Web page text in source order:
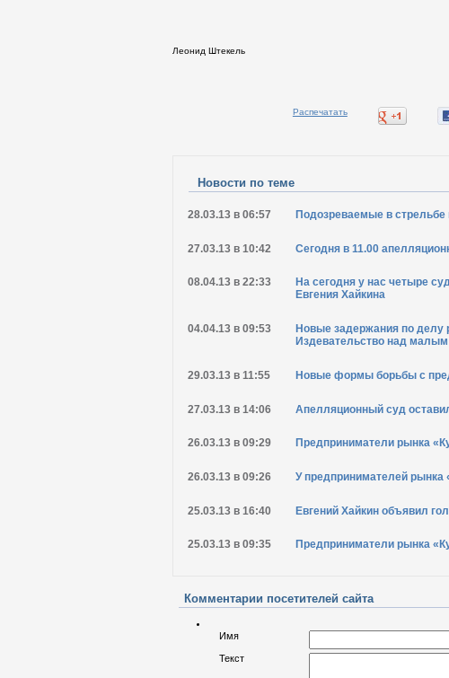
Леонид Штекель
Распечатать
Новости по теме
28.03.13 в 06:57 Подозреваемые в
27.03.13 в 10:42 Сегодня в 11.00
08.04.13 в 22:33
На сегодня у нас четыре
Евгения Хайкина
04.04.13 в 09:53
Новые задержания по делу
Издевательство над
29.03.13 в 11:55 Новые формы борьбы с
27.03.13 в 14:06 Апелляционный суд
26.03.13 в 09:29 Предприниматели рынка
26.03.13 в 09:26 У предпринимателей рынка
25.03.13 в 16:40 Евгений Хайкин объявил
25.03.13 в 09:35 Предприниматели рынка
Комментарии посетителей сайта
Имя
Текст